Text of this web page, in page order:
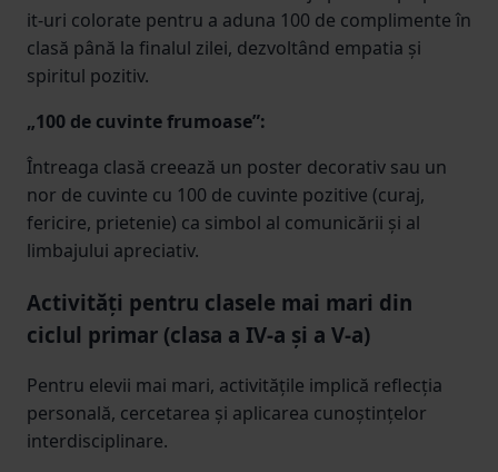
it-uri colorate pentru a aduna 100 de complimente în
clasă până la finalul zilei, dezvoltând empatia și
spiritul pozitiv.
„100 de cuvinte frumoase”:
Întreaga clasă creează un poster decorativ sau un
nor de cuvinte cu 100 de cuvinte pozitive (curaj,
fericire, prietenie) ca simbol al comunicării și al
limbajului apreciativ.
Activități pentru clasele mai mari din
ciclul primar (clasa a IV-a și a V-a)
Pentru elevii mai mari, activitățile implică reflecția
personală, cercetarea și aplicarea cunoștințelor
interdisciplinare.